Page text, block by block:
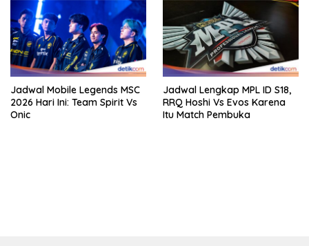
Jadwal Mobile Legends MSC
2026 Hari Ini: Team Spirit Vs
Onic
Jadwal Lengkap MPL ID S18,
RRQ Hoshi Vs Evos Karena
Itu Match Pembuka